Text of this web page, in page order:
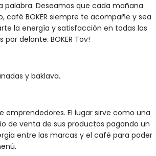
palabra. Deseamos que cada mañana
BOKER siempre te acompañe y sea
la energía y satisfacción en todas las
delante. BOKER Tov!
y baklava.
El lugar sirve como una
de venta de sus productos pagando un
entre las marcas y el café para poder